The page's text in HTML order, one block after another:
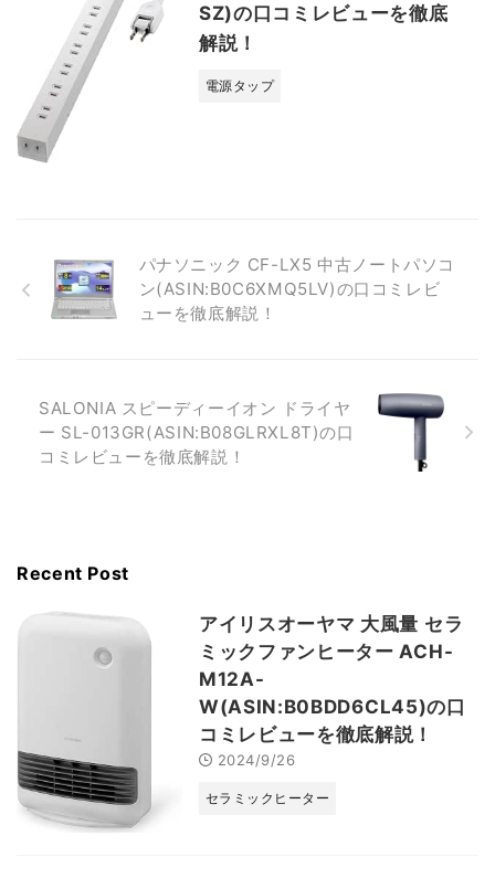
SZ)の口コミレビューを徹底
解説！
電源タップ
パナソニック CF-LX5 中古ノートパソコ
ン(ASIN:B0C6XMQ5LV)の口コミレビ
ューを徹底解説！
SALONIA スピーディーイオン ドライヤ
ー SL-013GR(ASIN:B08GLRXL8T)の口
コミレビューを徹底解説！
Recent Post
アイリスオーヤマ 大風量 セラ
ミックファンヒーター ACH-
M12A-
W(ASIN:B0BDD6CL45)の口
コミレビューを徹底解説！
2024/9/26
セラミックヒーター